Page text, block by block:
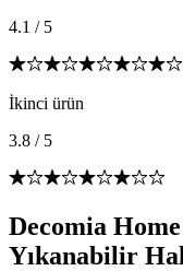
4.1 / 5
İkinci ürün
3.8 / 5
Decomia
Yıkanabilir